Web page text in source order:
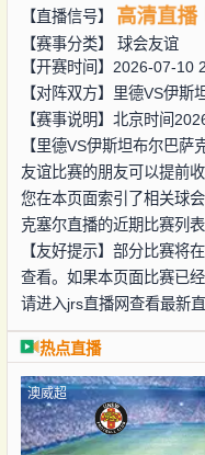
【直播信号】
高清直播
【赛事分类】 球会友谊
【开赛时间】2026-07-10
【对阵双方】 里德VS伊斯
【赛事说明】北京时间
【里德VS伊斯坦布尔巴
友谊比赛的朋友可以提前
您在本页面索引了相关球
克塞尔直播的近期比赛列
【友好提示】部分比赛将
查看。如果本页面比赛已
请进入jrs直播网查看最新直
热点直播
澳威超